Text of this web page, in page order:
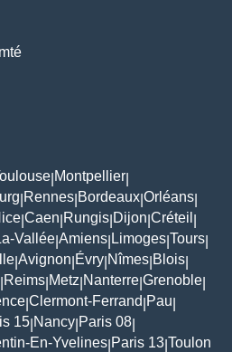
Montpellier
Rennes Bordeaux Orléans
Caen Rungis Dijon Créteil
Vallée Amiens Limoges Tours
Avignon Évry Nîmes Blois
Reims Metz Nanterre Grenoble
Clermont-Ferrand Pau
15 Nancy Paris 08
En-Yvelines Paris 13 Toulon